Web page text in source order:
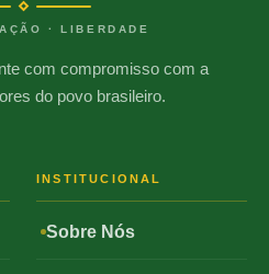
· LIBERDADE
com compromisso com a
do povo brasileiro.
INSTITUCIONAL
Sobre Nós